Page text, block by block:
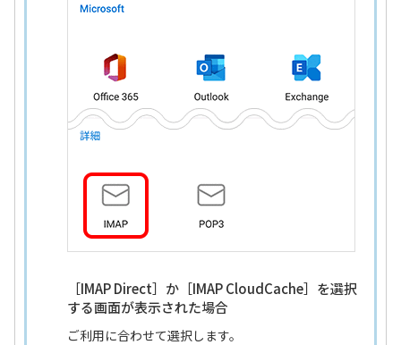
［IMAP Direct］か［IMAP CloudCache］を選択
する画面が表示された場合
ご利用に合わせて選択します。